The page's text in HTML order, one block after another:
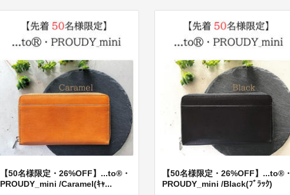
【50名様限定・26%OFF】...to®・
PROUDY_mini /Caramel(ｷｬ...
【50名様限定・26%OFF】...to®・
PROUDY_mini /Black(ﾌﾞﾗｯｸ)